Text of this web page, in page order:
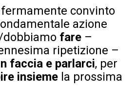
convinto
azione
dobbiamo fare –
ripetizione –
faccia e parlarci, per
insieme la prossima